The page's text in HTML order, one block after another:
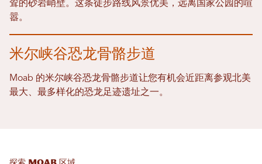
耸的砂岩峭壁。这条徒步路线风景优美，远离国家公园的喧
嚣。
米尔峡谷恐龙骨骼步道
Moab 的米尔峡谷恐龙骨骼步道让您有机会近距离参观北美
最大、最多样化的恐龙足迹遗址之一。